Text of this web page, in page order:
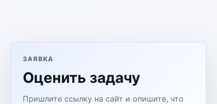
ЗАЯВКА
Оценить задачу
Пришлите ссылку на сайт и опишите, что